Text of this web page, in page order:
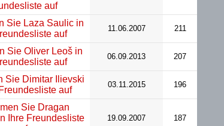
11.06.2007 211
06.09.2013 207
03.11.2015 196
19.09.2007 187